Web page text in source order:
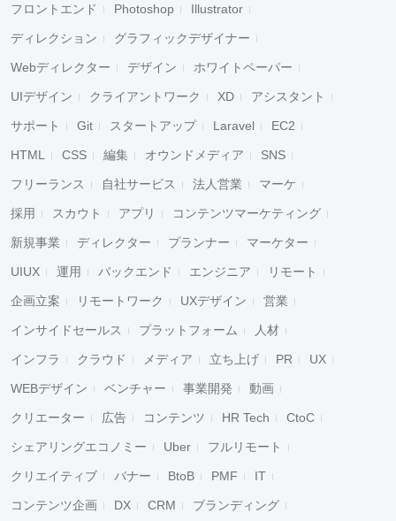
フロントエンド Photoshop Illustrator
ディレクション グラフィックデザイナー
Webディレクター デザイン ホワイトペーパー
UIデザイン クライアントワーク XD アシスタント
サポート Git スタートアップ Laravel EC2
HTML CSS 編集 オウンドメディア SNS
フリーランス 自社サービス 法人営業 マーケ
採用 スカウト アプリ コンテンツマーケティング
新規事業 ディレクター プランナー マーケター
UIUX 運用 バックエンド エンジニア リモート
企画立案 リモートワーク UXデザイン 営業
インサイドセールス プラットフォーム 人材
インフラ クラウド メディア 立ち上げ PR UX
WEBデザイン ベンチャー 事業開発 動画
クリエーター 広告 コンテンツ HR Tech CtoC
シェアリングエコノミー Uber フルリモート
クリエイティブ バナー BtoB PMF IT
コンテンツ企画 DX CRM ブランディング